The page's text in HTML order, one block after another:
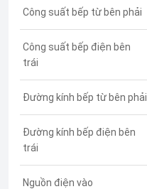
Công suất bếp từ bên phải
Công suất bếp điện bên
trái
Đường kính bếp từ bên phải
Đường kính bếp điện bên
trái
Nguồn điện vào